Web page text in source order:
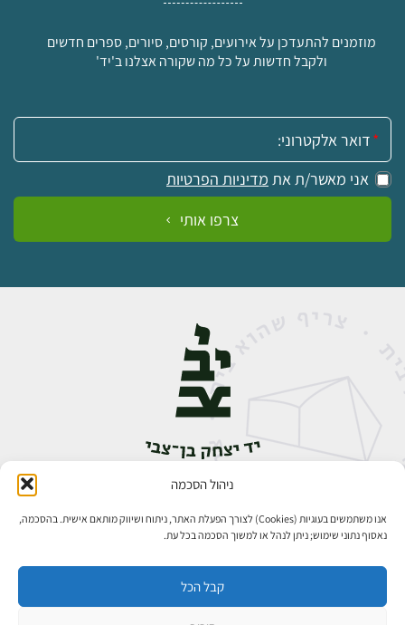
ניהול הסכמה
אנו משתמשים בעוגיות (Cookies) לצורך הפעלת האתר, ניתוח ושיווק מותאם אישית. בהסכמה,
נאסוף נתוני שימוש; ניתן לנהל או למשוך הסכמה בכל עת.
קבל הכל
מוזמנים להתעדכן על אירועים, קורסים, סיורים, ספרים חדשים
ולקבל חדשות על כל מה שקורה אצלנו ב'יד'
אימייל:
אני מאשר/ת את מדיניות הפרטיות
צרפו אותי
אבן גבירול 14, רחביה, ירושלים